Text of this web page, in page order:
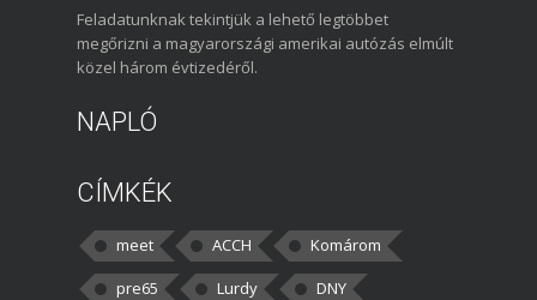
Feladatunknak tekintjük a lehető legtöbbet
megőrizni a magyarországi amerikai autózás elmúlt
közel három évtizedéről.
NAPLÓ
CÍMKÉK
meet ACCH
Komárom
pre65
Lurdy
DNY